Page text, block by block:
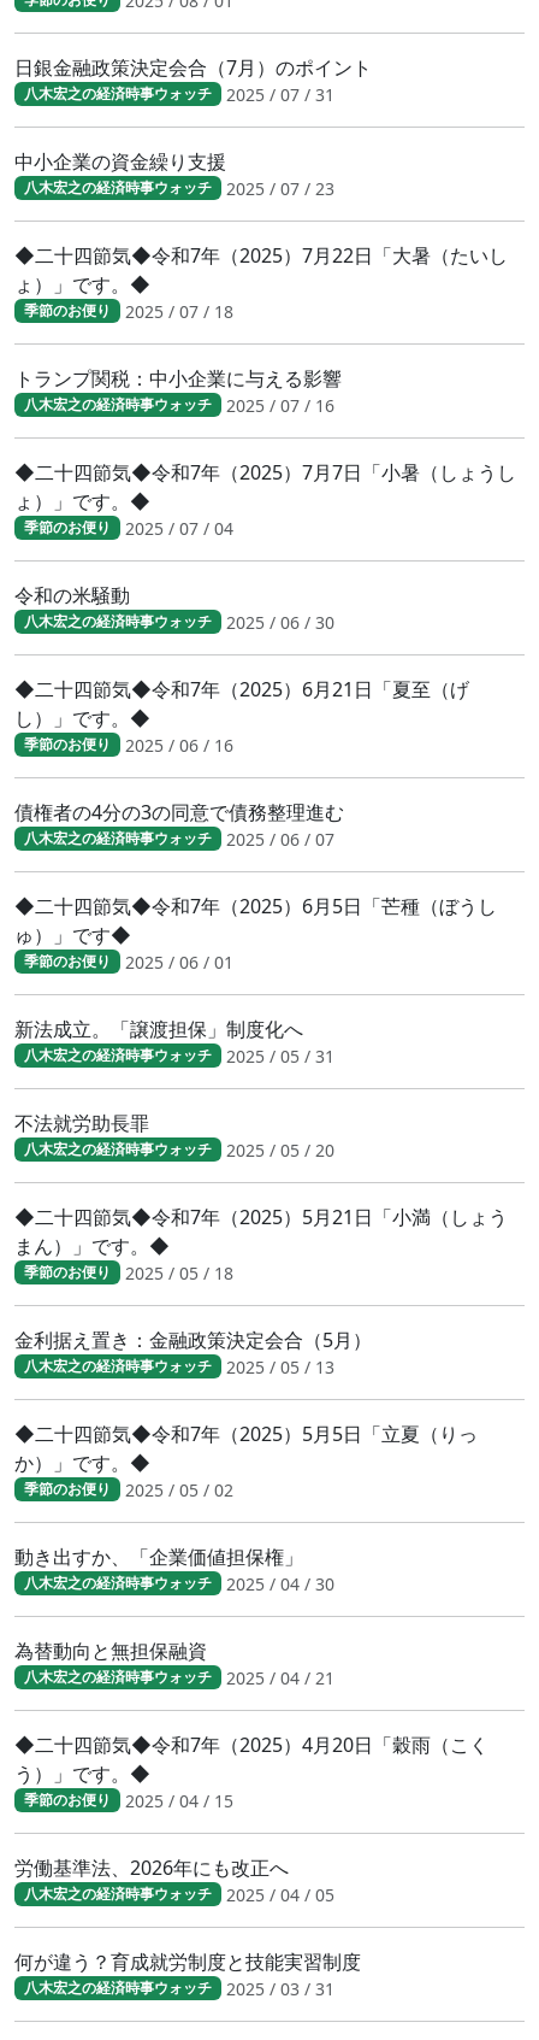
日銀金融政策決定会合（7月）のポイント
八木宏之の経済時事ウォッチ 2025 / 07 / 31
中小企業の資金繰り支援
八木宏之の経済時事ウォッチ 2025 / 07 / 23
◆二十四節気◆令和7年（2025）7月22日「大暑（たいし
ょ）」です。◆
季節のお便り 2025 / 07 / 18
トランプ関税：中小企業に与える影響
八木宏之の経済時事ウォッチ 2025 / 07 / 16
◆二十四節気◆令和7年（2025）7月7日「小暑（しょうし
ょ）」です。◆
季節のお便り 2025 / 07 / 04
令和の米騒動
八木宏之の経済時事ウォッチ 2025 / 06 / 30
◆二十四節気◆令和7年（2025）6月21日「夏至（げ
し）」です。◆
季節のお便り 2025 / 06 / 16
債権者の4分の3の同意で債務整理進む
八木宏之の経済時事ウォッチ 2025 / 06 / 07
◆二十四節気◆令和7年（2025）6月5日「芒種（ぼうし
ゅ）」です◆
季節のお便り 2025 / 06 / 01
新法成立。「譲渡担保」制度化へ
八木宏之の経済時事ウォッチ 2025 / 05 / 31
不法就労助長罪
八木宏之の経済時事ウォッチ 2025 / 05 / 20
◆二十四節気◆令和7年（2025）5月21日「小満（しょう
まん）」です。◆
季節のお便り 2025 / 05 / 18
金利据え置き：金融政策決定会合（5月）
八木宏之の経済時事ウォッチ 2025 / 05 / 13
◆二十四節気◆令和7年（2025）5月5日「立夏（りっ
か）」です。◆
季節のお便り 2025 / 05 / 02
動き出すか、「企業価値担保権」
八木宏之の経済時事ウォッチ 2025 / 04 / 30
為替動向と無担保融資
八木宏之の経済時事ウォッチ 2025 / 04 / 21
◆二十四節気◆令和7年（2025）4月20日「穀雨（こく
う）」です。◆
季節のお便り 2025 / 04 / 15
労働基準法、2026年にも改正へ
八木宏之の経済時事ウォッチ 2025 / 04 / 05
何が違う？育成就労制度と技能実習制度
八木宏之の経済時事ウォッチ 2025 / 03 / 31